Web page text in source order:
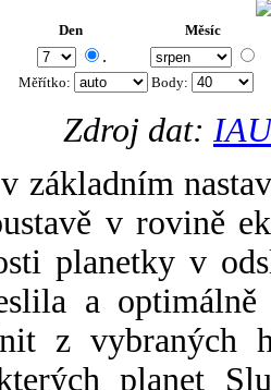
Den Měsíc
.
Měřítko: Body:
Zdroj dat:
základním
v rovině
planetky v
a
z vybraných
planet